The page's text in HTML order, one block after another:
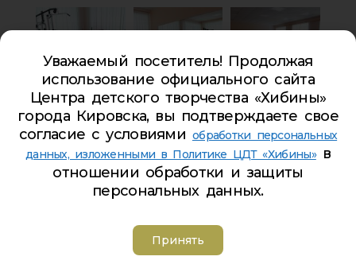
Уважаемый посетитель! Продолжая
использование официального сайта
Центра детского творчества «Хибины»
города Кировска, вы подтверждаете свое
согласие с условиями обработки персональных
данных, изложенными в Политике ЦДТ «Хибины»в
отношении обработки и защиты
персональных данных.
Принять